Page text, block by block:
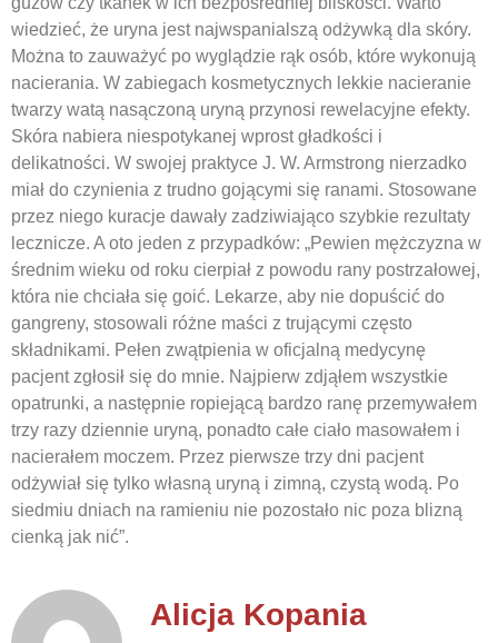
wiedzieć, że uryna jest najwspanialszą odżywką dla skóry.
Można to zauważyć po wyglądzie rąk osób, które wykonują
nacierania. W zabiegach kosmetycznych lekkie nacieranie
twarzy watą nasączoną uryną przynosi rewelacyjne efekty.
Skóra nabiera niespotykanej wprost gładkości i
delikatności. W swojej praktyce J. W. Armstrong nierzadko
miał do czynienia z trudno gojącymi się ranami. Stosowane
przez niego kuracje dawały zadziwiająco szybkie rezultaty
lecznicze. A oto jeden z przypadków: „Pewien mężczyzna w
średnim wieku od roku cierpiał z powodu rany postrzałowej,
która nie chciała się goić. Lekarze, aby nie dopuścić do
gangreny, stosowali różne maści z trującymi często
składnikami. Pełen zwątpienia w oficjalną medycynę
pacjent zgłosił się do mnie. Najpierw zdjąłem wszystkie
opatrunki, a następnie ropiejącą bardzo ranę przemywałem
trzy razy dziennie uryną, ponadto całe ciało masowałem i
nacierałem moczem. Przez pierwsze trzy dni pacjent
odżywiał się tylko własną uryną i zimną, czystą wodą. Po
siedmiu dniach na ramieniu nie pozostało nic poza blizną
cienką jak nić”.
Alicja Kopania